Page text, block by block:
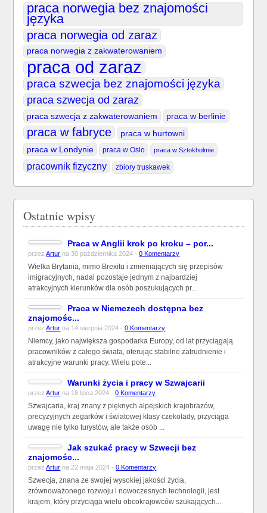
praca norwegia bez znajomości
języka
praca norwegia od zaraz
praca norwegia z zakwaterowaniem
praca od zaraz
praca szwecja bez znajomości języka
praca szwecja od zaraz
praca szwecja z zakwaterowaniem praca w berlinie
praca w fabryce
praca w hurtowni
praca w Londynie
praca w Oslo praca w Sztokholmie
pracownik fizyczny zbiory truskawek
Ostatnie wpisy
Praca w Anglii krok po kroku – por...
przezArtur na 30 października 2024 -0 Komentarzy
Wielka Brytania, mimo Brexitu i zmieniających się przepisów
imigracyjnych, nadal pozostaje jednym z najbardziej
atrakcyjnych kierunków dla osób poszukujących pr...
Praca w Niemczech dostępna bez
znajomośc...
przezArtur na 14 sierpnia 2024 -0 Komentarzy
Niemcy, jako największa gospodarka Europy, od lat przyciągają
pracowników z całego świata, oferując stabilne zatrudnienie i
atrakcyjne warunki pracy. Wielu pote...
Warunki życia i pracy w Szwajcarii
przezArtur na 18 lipca 2024 -0 Komentarzy
Szwajcaria, kraj znany z pięknych alpejskich krajobrazów,
precyzyjnych zegarków i światowej klasy czekolady, przyciąga
uwagę nie tylko turystów, ale także osób ...
Jak szukać pracy w Szwecji bez
znajomośc...
przezArtur na 22 maja 2024 -0 Komentarzy
Szwecja, znana ze swojej wysokiej jakości życia,
zrównoważonego rozwoju i nowoczesnych technologii, jest
krajem, który przyciąga wielu obcokrajowców szukających...